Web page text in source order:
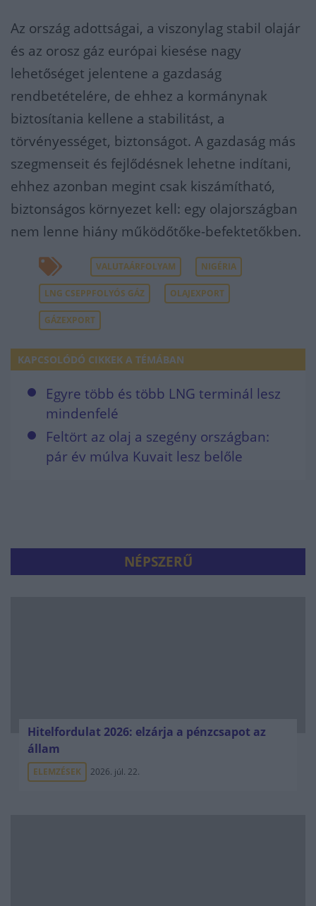
Az ország adottságai, a viszonylag stabil olajár
és az orosz gáz európai kiesése nagy
lehetőséget jelentene a gazdaság
rendbetételére, de ehhez a kormánynak
biztosítania kellene a stabilitást, a
törvényességet, biztonságot. A gazdaság más
szegmenseit és fejlődésnek lehetne indítani,
ehhez azonban megint csak kiszámítható,
biztonságos környezet kell: egy olajországban
nem lenne hiány működőtőke-befektetőkben.
VALUTAÁRFOLYAM NIGÉRIA
LNG CSEPPFOLYÓS GÁZ OLAJEXPORT
GÁZEXPORT
KAPCSOLÓDÓ CIKKEK A TÉMÁBAN
Egyre több és több LNG terminál lesz
mindenfelé
Feltört az olaj a szegény országban:
pár év múlva Kuvait lesz belőle
NÉPSZERŰ
Hitelfordulat 2026: elzárja a pénzcsapot az
állam
ELEMZÉSEK 2026. júl. 22.